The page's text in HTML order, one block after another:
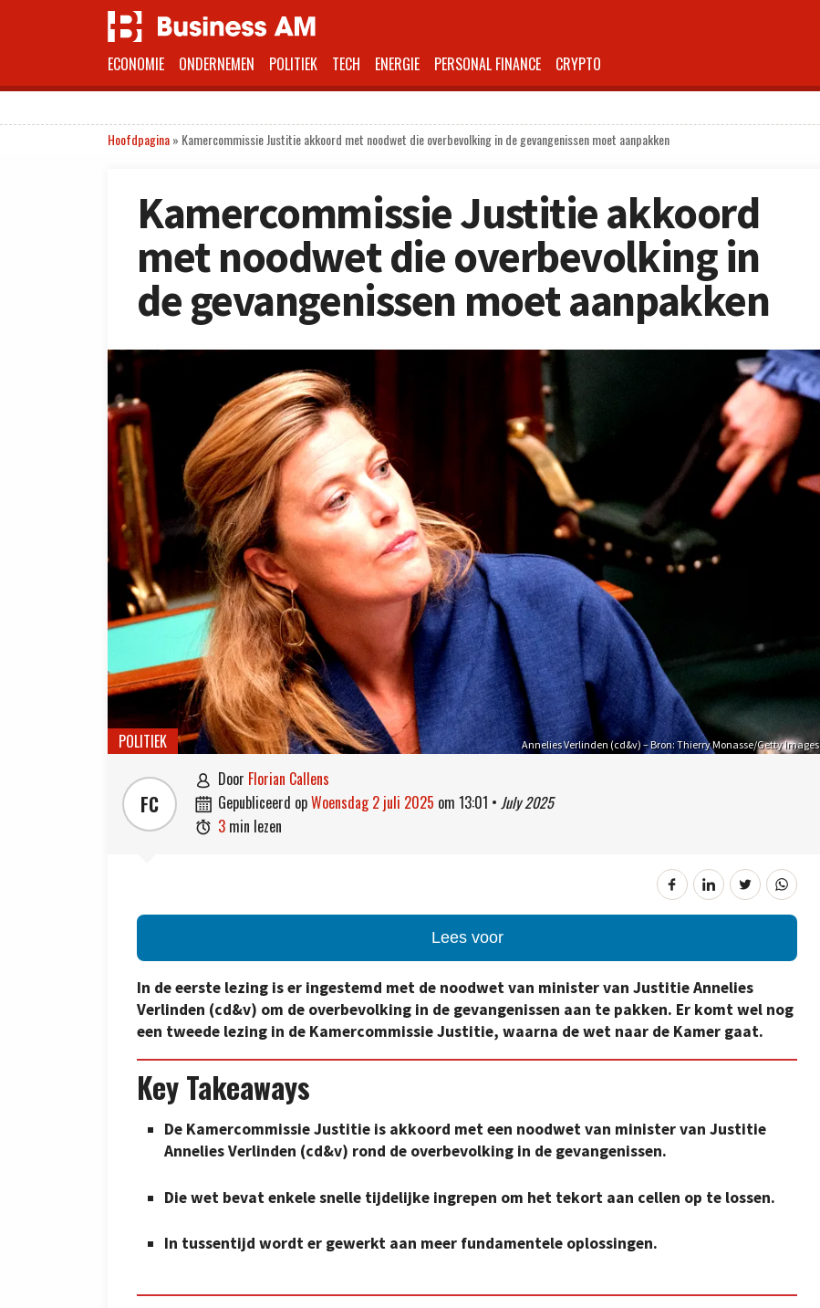
ECONOMIE ONDERNEMEN POLITIEK TECH ENERGIE PERSONAL FINANCE CRYPTO
Hoofdpagina» Kamercommissie Justitie akkoord met noodwet die overbevolking in de gevangenissen moet aanpakken
Kamercommissie Justitie akkoord
met noodwet die overbevolking in
de gevangenissen moet aanpakken
Annelies Verlinden (cd&v) – Bron: Thierry Monasse/Getty Images
POLITIEK
FC
 door Florian Callens
 gepubliceerd op woensdag 2 juli 2025 om 13:01 • July 2025
 3 min lezen
Lees voor
In de eerste lezing is er ingestemd met de noodwet van minister van Justitie Annelies
Verlinden (cd&v) om de overbevolking in de gevangenissen aan te pakken. Er komt wel nog
een tweede lezing in de Kamercommissie Justitie, waarna de wet naar de Kamer gaat.
Key Takeaways
De Kamercommissie Justitie is akkoord met een noodwet van minister van Justitie
Annelies Verlinden (cd&v) rond de overbevolking in de gevangenissen.
Die wet bevat enkele snelle tijdelijke ingrepen om het tekort aan cellen op te lossen.
In tussentijd wordt er gewerkt aan meer fundamentele oplossingen.